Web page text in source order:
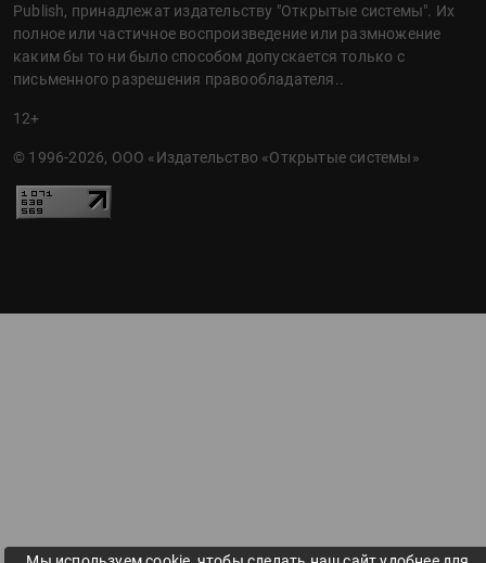
Publish, принадлежат издательству "Открытые системы". Их
полное или частичное воспроизведение или размножение
каким бы то ни было способом допускается только с
письменного разрешения правообладателя..
12+
© 1996-2026, ООО «Издательство «Открытые системы»